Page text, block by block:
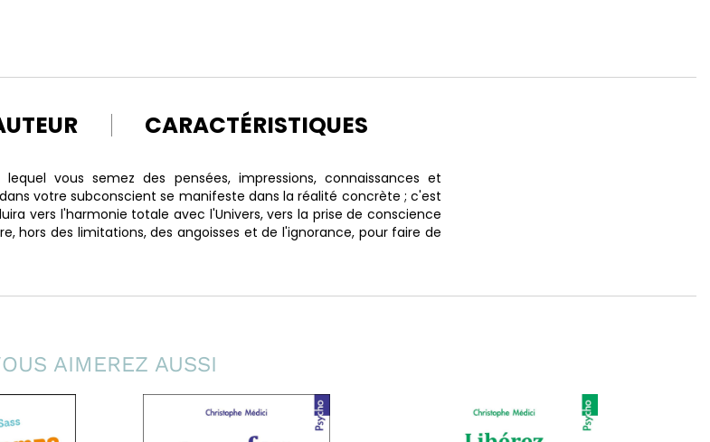
CARACTÉRISTIQUES
vous semez des pensées, impressions, connaissances et
votre subconscient se manifeste dans la réalité concrète ; c'est
vers l'harmonie totale avec l'Univers, vers la prise de conscience
hors des limitations, des angoisses et de l'ignorance, pour faire de
AIMEREZ AUSSI